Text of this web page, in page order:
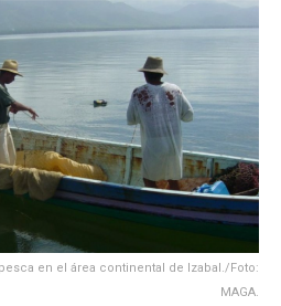
en el área continental de Izabal./Foto:
MAGA.